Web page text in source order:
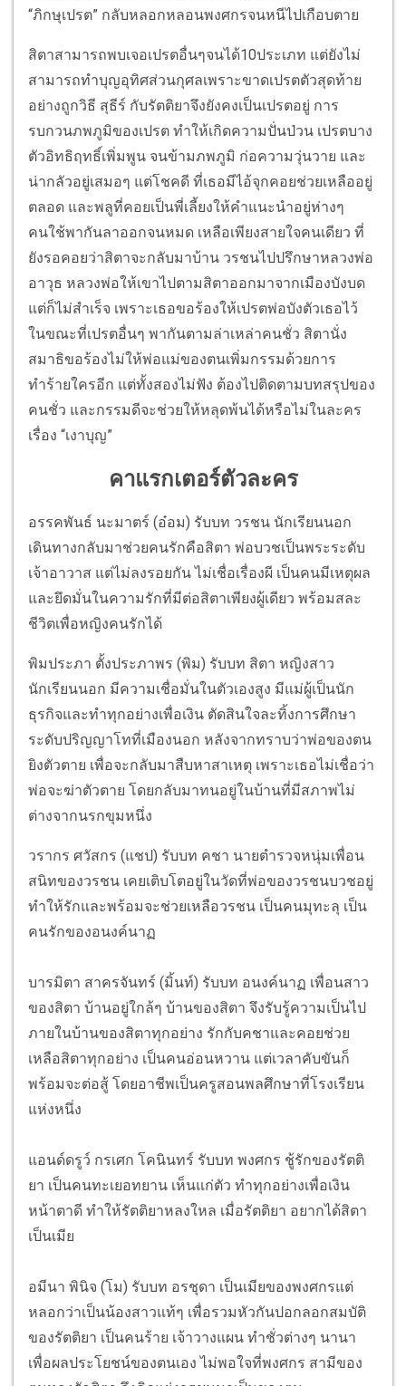
“ภิกษุเปรต” กลับหลอกหลอนพงศกรจนหนีไปเกือบตาย
สิตาสามารถพบเจอเปรตอื่นๆจนได้10ประเภท แต่ยังไม่
สามารถทำบุญอุทิศส่วนกุศลเพราะขาดเปรตตัวสุดท้าย
อย่างถูกวิธี สุธีร์ กับรัตติยาจึงยังคงเป็นเปรตอยู่ การ
รบกวนภพภูมิของเปรต ทำให้เกิดความปั่นป่วน เปรตบาง
ตัวอิทธิฤทธิ์เพิ่มพูน จนข้ามภพภูมิ ก่อความวุ่นวาย และ
น่ากลัวอยู่เสมอๆ แต่โชคดี ที่เธอมีไอ้จุกคอยช่วยเหลืออยู่
ตลอด และพลูที่คอยเป็นพี่เลี้ยงให้คำแนะนำอยู่ห่างๆ
คนใช้พากันลาออกจนหมด เหลือเพียงสายใจคนเดียว ที่
ยังรอคอยว่าสิตาจะกลับมาบ้าน วรชนไปปรึกษาหลวงพ่อ
อาวุธ หลวงพ่อให้เขาไปตามสิตาออกมาจากเมืองบังบด
แต่ก็ไม่สำเร็จ เพราะเธอขอร้องให้เปรตพ่อบังตัวเธอไว้
ในขณะที่เปรตอื่นๆ พากันตามล่าเหล่าคนชั่ว สิตานั่ง
สมาธิขอร้องไม่ให้พ่อแม่ของตนเพิ่มกรรมด้วยการ
ทำร้ายใครอีก แต่ทั้งสองไม่ฟัง ต้องไปติดตามบทสรุปของ
คนชั่ว และกรรมดีจะช่วยให้หลุดพ้นได้หรือไม่ในละคร
เรื่อง “เงาบุญ”
คาแรกเตอร์ตัวละคร
อรรคพันธ์ นะมาตร์ (อ๋อม) รับบท วรชน นักเรียนนอก
เดินทางกลับมาช่วยคนรักคือสิตา พ่อบวชเป็นพระระดับ
เจ้าอาวาส แต่ไม่ลงรอยกัน ไม่เชื่อเรื่องผี เป็นคนมีเหตุผล
และยึดมั่นในความรักที่มีต่อสิตาเพียงผู้เดียว พร้อมสละ
ชีวิตเพื่อหญิงคนรักได้
พิมประภา ตั้งประภาพร (พิม) รับบท สิตา หญิงสาว
นักเรียนนอก มีความเชื่อมั่นในตัวเองสูง มีแม่ผู้เป็นนัก
ธุรกิจและทำทุกอย่างเพื่อเงิน ตัดสินใจละทิ้งการศึกษา
ระดับปริญญาโทที่เมืองนอก หลังจากทราบว่าพ่อของตน
ยิงตัวตาย เพื่อจะกลับมาสืบหาสาเหตุ เพราะเธอไม่เชื่อว่า
พ่อจะฆ่าตัวตาย โดยกลับมาทนอยู่ในบ้านที่มีสภาพไม่
ต่างจากนรกขุมหนึ่ง
วรากร ศวัสกร (แชป) รับบท คชา นายตำรวจหนุ่มเพื่อน
สนิทของวรชน เคยเติบโตอยู่ในวัดที่พ่อของวรชนบวชอยู่
ทำให้รักและพร้อมจะช่วยเหลือวรชน เป็นคนมุทะลุ เป็น
คนรักของอนงค์นาฏ
บารมิตา สาครจันทร์ (มิ้นท์) รับบท อนงค์นาฏ เพื่อนสาว
ของสิตา บ้านอยู่ใกล้ๆ บ้านของสิตา จึงรับรู้ความเป็นไป
ภายในบ้านของสิตาทุกอย่าง รักกับคชาและคอยช่วย
เหลือสิตาทุกอย่าง เป็นคนอ่อนหวาน แต่เวลาคับขันก็
พร้อมจะต่อสู้ โดยอาชีพเป็นครูสอนพลศึกษาที่โรงเรียน
แห่งหนึ่ง
แอนด์ดรูว์ กรเศก โคนินทร์ รับบท พงศกร ชู้รักของรัตติ
ยา เป็นคนทะเยอทยาน เห็นแก่ตัว ทำทุกอย่างเพื่อเงิน
หน้าตาดี ทำให้รัตติยาหลงใหล เมื่อรัตติยา อยากได้สิตา
เป็นเมีย
อมีนา พินิจ (โม) รับบท อรชุดา เป็นเมียของพงศกรแต่
หลอกว่าเป็นน้องสาวแท้ๆ เพื่อรวมหัวกันปอกลอกสมบัติ
ของรัตติยา เป็นคนร้าย เจ้าวางแผน ทำชั่วต่างๆ นานา
เพื่อผลประโยชน์ของตนเอง ไม่พอใจที่พงศกร สามีของ